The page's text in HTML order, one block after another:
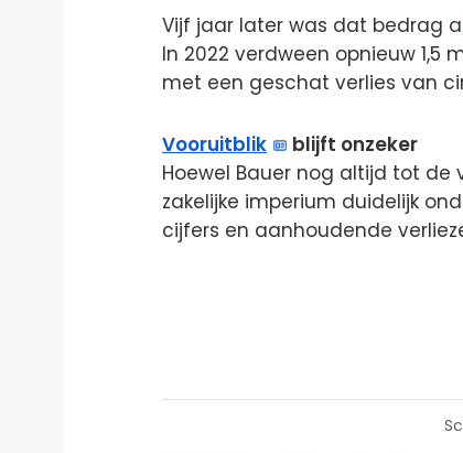
Vijf jaar later was dat bedrag
In 2022 verdween opnieuw 1,5
met een geschat verlies van
Vooruitblik
blijft onzeker
Hoewel Bauer nog altijd tot
zakelijke imperium duidelijk
cijfers en aanhoudende